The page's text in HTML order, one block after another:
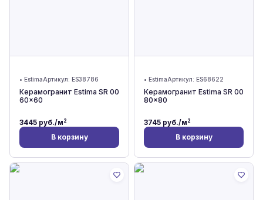
• EstimaАртикул: ES38786
Керамогранит Estima SR 00
60x60
3445 руб./м2
В корзину
• EstimaАртикул: ES68622
Керамогранит Estima SR 00
80x80
3745 руб./м2
В корзину